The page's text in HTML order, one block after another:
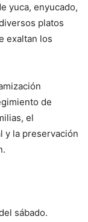
yuca, enyucado,
platos
exaltan los
de
el
y la preservación
sábado.